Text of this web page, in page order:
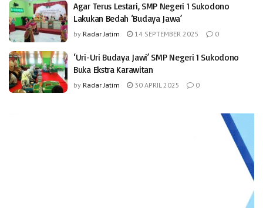
Agar Terus Lestari, SMP Negeri 1 Sukodono
Lakukan Bedah ‘Budaya Jawa’
by Radar Jatim 14 SEPTEMBER 2025 0
‘Uri-Uri Budaya Jawi’ SMP Negeri 1 Sukodono
Buka Ekstra Karawitan
by Radar Jatim 30 APRIL 2025 0